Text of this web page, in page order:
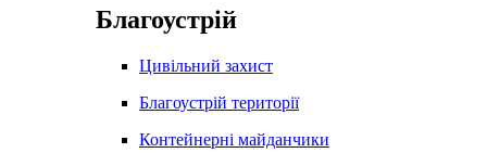
Благоустрій
Цивільний захист
Благоустрій території
Контейнерні майданчики